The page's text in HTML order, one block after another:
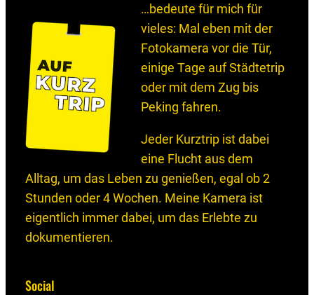
…bedeute für mich für
vieles: Mal eben mit der
Fotokamera vor die Tür,
einige Tage auf Städtetrip
oder mit dem Zug bis
Peking fahren.
Jeder Kurztrip ist dabei
eine Flucht aus dem
Alltag, um das Leben zu genießen, egal ob 2
Stunden oder 4 Wochen. Meine Kamera ist
eigentlich immer dabei, um das Erlebte zu
dokumentieren.
Social